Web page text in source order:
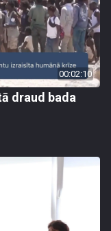
00:02:10
draud bada